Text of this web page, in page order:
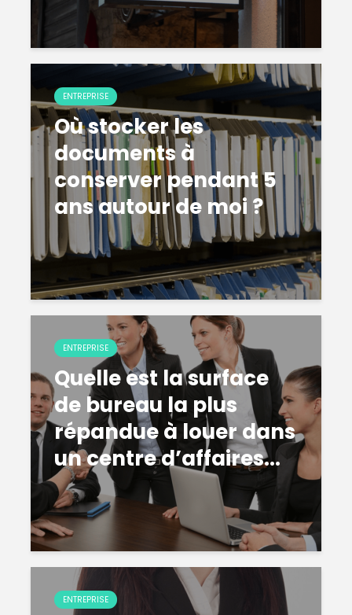
ENTREPRISE
Où stocker les
documents à
conserver pendant 5
ans autour de moi ?
ENTREPRISE
Quelle est la surface
de bureau la plus
répandue à louer dans
un centre d’affaires...
ENTREPRISE